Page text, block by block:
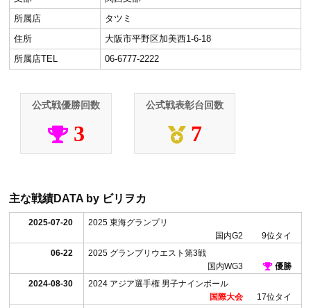
所属店
タツミ
住所
大阪市平野区加美西1-6-18
所属店TEL
06-6777-2222
公式戦優勝回数
3
公式戦表彰台回数
7
主な戦績DATA by ビリヲカ
2025-07-20
2025 東海グランプリ
9位タイ
国内G2
06-22
2025 グランプリウエスト第3戦
優勝
国内WG3
2024-08-30
2024 アジア選手権 男子ナインボール
17位タイ
国際大会